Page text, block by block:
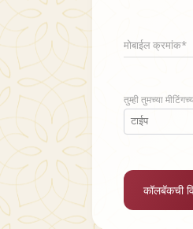
मोबाईल क्रमांक*
तुम्ही तुमच्या
कॉलबॅकची